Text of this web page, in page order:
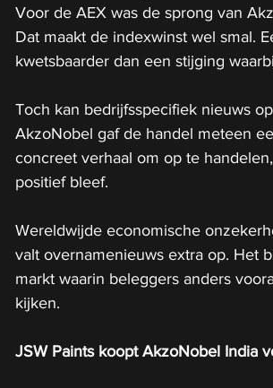
Voor de AEX was de sprong van
Dat maakt de indexwinst wel smal.
kwetsbaarder dan een stijging
Toch kan bedrijfsspecifiek nieuws
AkzoNobel gaf de handel meteen
concreet verhaal om op te
positief bleef.
Wereldwijde economische
valt overnamenieuws extra op. Het
markt waarin beleggers anders
kijken.
JSW Paints koopt AkzoNobel India